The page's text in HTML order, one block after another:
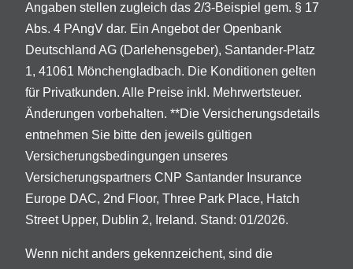
Angaben stellen zugleich das 2/3-Beispiel gem. § 17
Abs. 4 PAngV dar. Ein Angebot der Openbank
Deutschland AG (Darlehensgeber), Santander-Platz
1, 41061 Mönchengladbach. Die Konditionen gelten
für Privatkunden. Alle Preise inkl. Mehrwertsteuer.
Änderungen vorbehalten. **Die Versicherungsdetails
entnehmen Sie bitte den jeweils gültigen
Versicherungsbedingungen unseres
Versicherungspartners CNP Santander Insurance
Europe DAC, 2nd Floor, Three Park Place, Hatch
Street Upper, Dublin 2, Ireland. Stand: 01/2026.
Wenn nicht anders gekennzeichent, sind die